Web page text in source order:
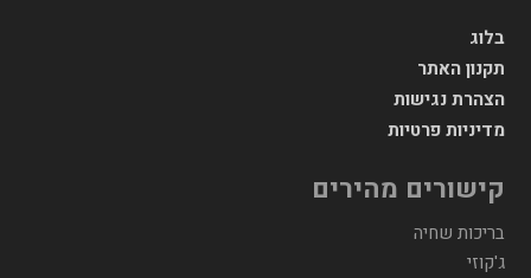
בלוג
תקנון האתר
הצהרת נגישות
מדיניות פרטיות
קישורים מהירים
בריכות שחיה
ג'קוזי